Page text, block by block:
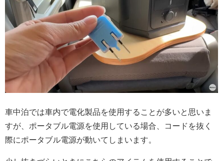
車中泊では車内で電化製品を使用することが多いと思いま
すが、ポータブル電源を使用している場合、コードを抜く
際にポータブル電源が動いてしまいます。